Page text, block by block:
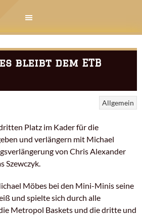
bleibt dem ETB
Allgemein
Platz im Kader für die
und verlängern mit Michael
von Chris Alexander
Szewczyk.
Möbes bei den Mini-Minis seine
und spielte sich durch alle
Metropol Baskets und die dritte und